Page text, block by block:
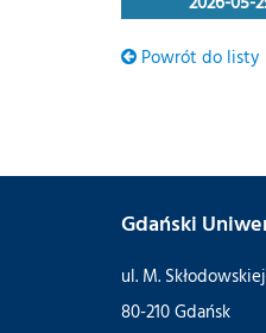
Powrót do listy
Gdański
ul. M.
80-210 Gdańsk